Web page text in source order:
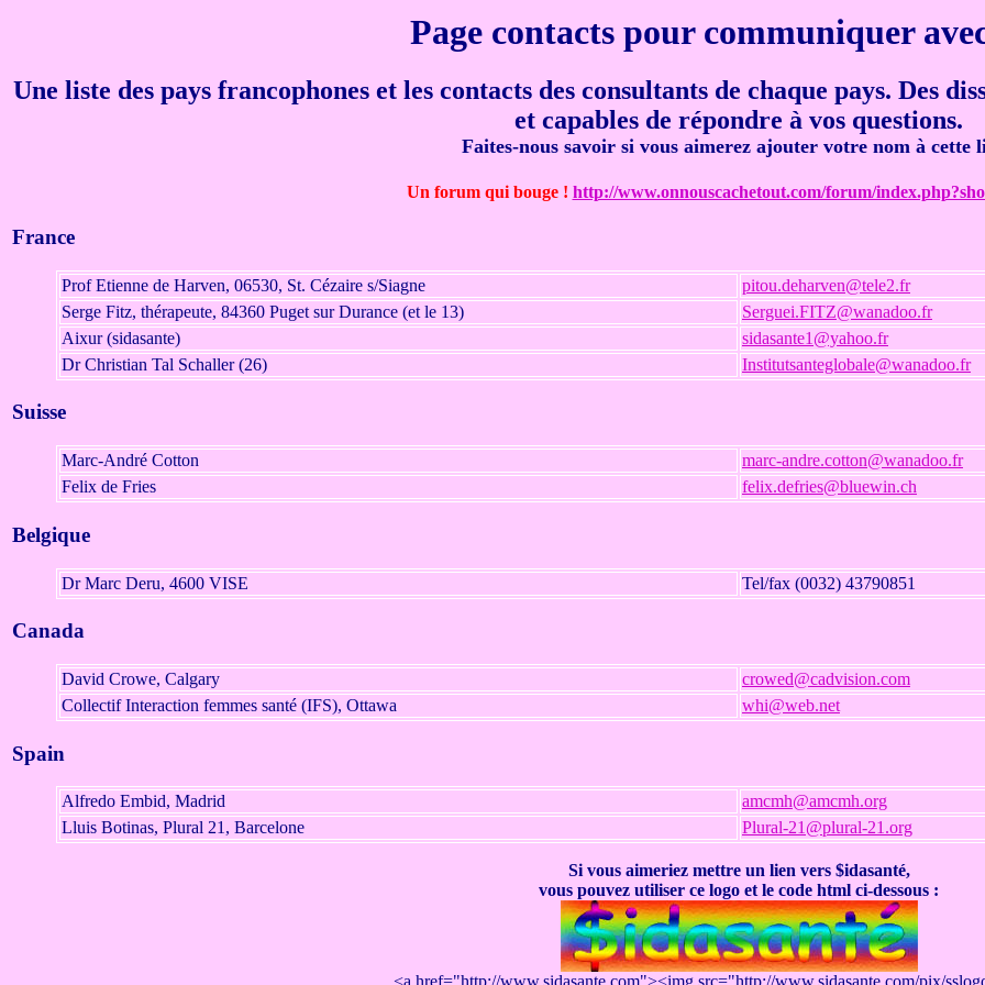
Page contacts pour communiquer
Une liste des pays francophones et les contacts des consultants de chaque pays. Des
et capables de répondre à vos questions.
Faites-nous savoir si vous aimerez ajouter votre nom à cette
Un forum qui bouge ! http://www.onnouscachetout.com/forum/
France
Prof Etienne de Harven, 06530, St. Cézaire s/Siagne
pitou.deharven@tele2.fr
Serge Fitz, thérapeute, 84360 Puget sur Durance (et le 13)
Serguei.FITZ@wanadoo.fr
Aixur (sidasante)
sidasante1@yahoo.fr
Dr Christian Tal Schaller (26)
Institutsanteglobale@wanadoo.fr
Suisse
Marc-André Cotton
marc-andre.cotton@wanadoo.fr
Felix de Fries
felix.defries@bluewin.ch
Belgique
Dr Marc Deru, 4600 VISE Tel/fax (0032) 43790851
Canada
David Crowe, Calgary
crowed@cadvision.com
Collectif Interaction femmes santé (IFS), Ottawa
whi@web.net
Spain
Alfredo Embid, Madrid
amcmh@amcmh.org
Lluis Botinas, Plural 21, Barcelone
Plural-21@plural-21.org
Si vous aimeriez mettre un lien vers $idasanté,
vous pouvez utiliser ce logo et le code html ci-dessous :